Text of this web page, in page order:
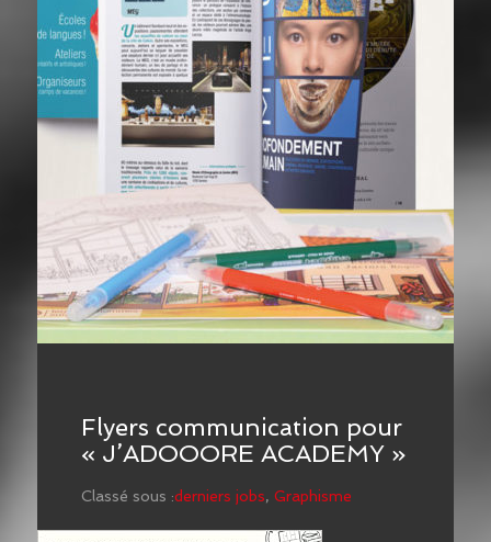
Flyers communication pour
« J’ADOOORE ACADEMY »
Classé sous :derniers jobs, Graphisme